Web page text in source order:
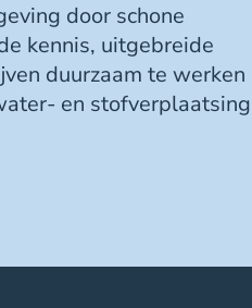
door schone
kennis, uitgebreide
duurzaam te werken
en stofverplaatsing